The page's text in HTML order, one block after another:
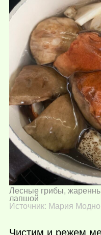
Лесные грибы,
лапшой
Источник: Мария
Чистим и режем